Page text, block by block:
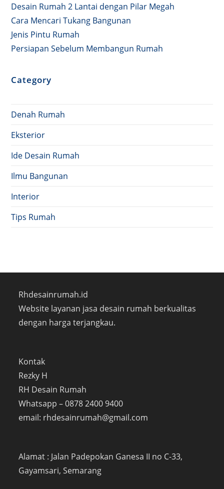
Desain Rumah 2 Lantai dengan Pilar Megah
Cara Mencari Tukang Bangunan
Jenis Pintu Rumah
Persiapan Sebelum Membangun Rumah
Category
Denah Rumah
Eksterior
Ide Desain Rumah
Ilmu Bangunan
Interior
Tips Rumah
Rhdesainrumah.id
Website layanan jasa desain rumah berkualitas
dengan harga terjangkau.
Kontak
Rezky H
RH Desain Rumah
Whatsapp – 0878 2400 9400
email: rhdesainrumah@gmail.com
Alamat : Jalan Padepokan Ganesa II no C-33,
Gayamsari, Semarang